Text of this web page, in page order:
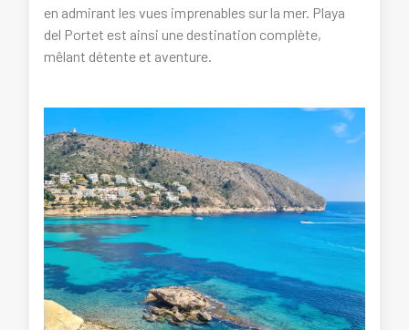
en admirant les vues imprenables sur la mer. Playa
del Portet est ainsi une destination complète,
mêlant détente et aventure.